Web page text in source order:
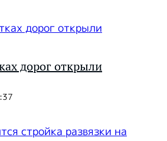
дорог открыли